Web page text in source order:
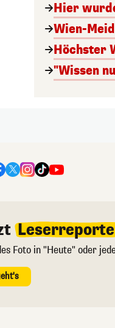
Hier
Wien-
Höchster
"Wissen
Foto in "Heute" oder